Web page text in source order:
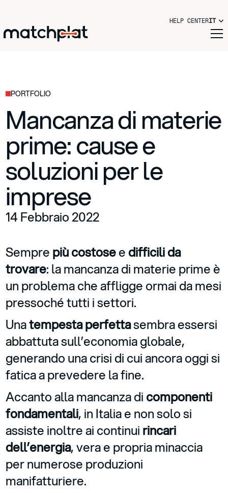
HELP CENTERIT
PORTFOLIO
Mancanza di materie
prime: cause e
soluzioni per le
imprese
14 Febbraio 2022
Sempre più costoseedifficili da
trovare: la mancanza di materie prime è
un problema che affligge ormai da mesi
pressoché tutti i settori.
Unatempesta perfettasembra essersi
abbattuta sull’economia globale,
generando una crisi di cui ancora oggi si
fatica a prevedere la fine.
Accanto alla mancanza di componenti
fondamentali, in Italia e non solo si
assiste inoltre ai continui rincari
dell’energia, vera e propria minaccia
per numerose produzioni
manifatturiere.